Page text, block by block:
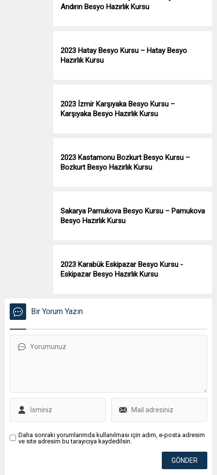
Andırın Besyo Hazırlık Kursu
2023 Hatay Besyo Kursu – Hatay Besyo
Hazırlık Kursu
2023 İzmir Karşıyaka Besyo Kursu –
Karşıyaka Besyo Hazırlık Kursu
2023 Kastamonu Bozkurt Besyo Kursu –
Bozkurt Besyo Hazırlık Kursu
Sakarya Pamukova Besyo Kursu – Pamukova
Besyo Hazırlık Kursu
2023 Karabük Eskipazar Besyo Kursu -
Eskipazar Besyo Hazırlık Kursu
Bir Yorum Yazın
Daha sonraki yorumlarımda kullanılması için adım, e-posta adresim
ve site adresim bu tarayıcıya kaydedilsin.